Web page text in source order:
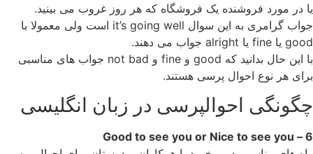
یا در مورد فروشنده یک فروشگاه که هر روز غروب می بینید.
جواب گرامری به این سوال it’s going well است ولی معمولا با
good یا fine یا alright جواب می دهند.
با این حال بدانید که good و fine و not bad جواب های مناسبی
برای هر نوع احوال پرسی هستند.
چگونگی احوالپرسی در زبان انگلیسی
6 – Good to see you or Nice to see you